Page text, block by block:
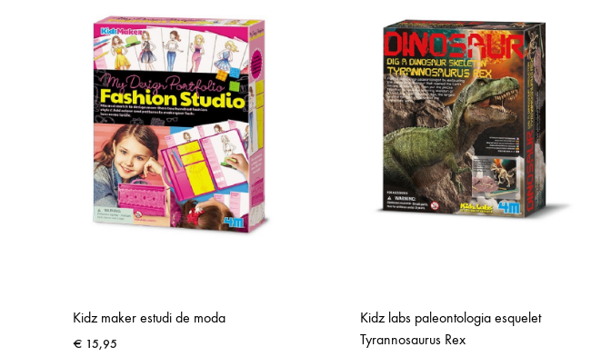
Kidz maker estudi de moda
€ 15,95
Kidz labs paleontologia esquelet
Tyrannosaurus Rex